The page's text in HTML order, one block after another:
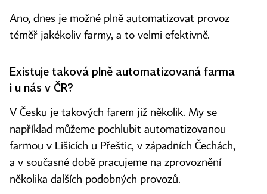
Ano, dnes je možné plně automatizovat provoz
téměř jakékoliv farmy, a to velmi efektivně.
Existuje taková plně automatizovaná farma
i u nás v ČR?
V Česku je takových farem již několik. My se
například můžeme pochlubit automatizovanou
farmou v Lišicích u Přeštic, v západních Čechách,
a v současné době pracujeme na zprovoznění
několika dalších podobných provozů.